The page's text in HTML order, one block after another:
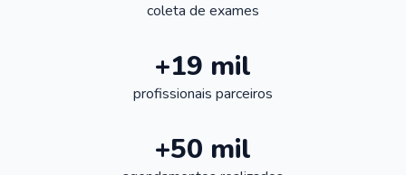
coleta de exames
+19 mil
profissionais parceiros
+50 mil